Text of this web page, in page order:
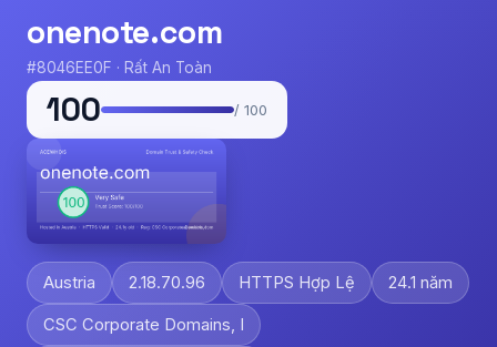
onenote.com
#8046EE0F · Rất An Toàn
100 / 100
Austria 2.18.70.96 HTTPS Hợp Lệ 24.1 năm
CSC Corporate Domains, I